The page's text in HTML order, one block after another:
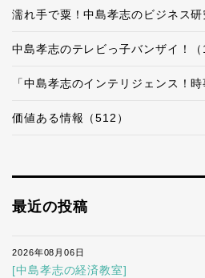
濡れ手で粟！中島孝志のビジネス研
中島孝志のテレビっ子バンザイ！（
「中島孝志のインテリジェンス！時
価値ある情報（512）
最近の投稿
2026年08月06日
[中島孝志の経済教室]